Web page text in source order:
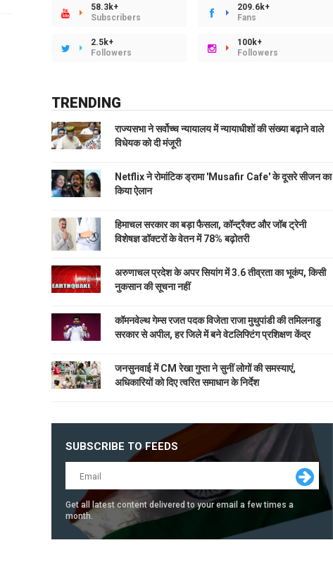
58.3k+
Subscribers
209.6k+
Fans
2.5k+
Followers
100k+
Followers
TRENDING
राज्यसभा ने सर्वोच्च न्यायालय में न्यायाधीशों की संख्या बढ़ाने वाले
विधेयक को दी मंजूरी
Netflix ने रोमांटिक ड्रामा 'Musafir Cafe' के दूसरे सीजन का
किया ऐलान
हिमाचल सरकार का बड़ा फैसला, कॉन्ट्रैक्ट और जॉब ट्रेनी
विशेषज्ञ डॉक्टरों के वेतन में 78% बढ़ोतरी
अरुणाचल प्रदेश के अपर सियांग में 3.6 तीव्रता का भूकंप, किसी
नुकसान की सूचना नहीं
कॉमनवेल्थ गेम्स रजत पदक विजेता राजा मुथुपांडी की तमिलनाडु
सरकार से अपील, हर जिले में बने वेटलिफ्टिंग प्रशिक्षण केंद्र
जनसुनवाई में CM रेखा गुप्ता ने सुनीं लोगों की समस्याएं,
अधिकारियों को दिए त्वरित समाधान के निर्देश
SUBSCRIBE TO FEEDS
Get all latest content delivered to your email a few times a
month.